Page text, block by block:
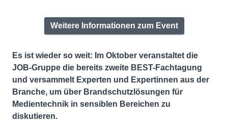
Weitere Informationen zum Event
Es ist wieder so weit: Im Oktober veranstaltet die
JOB-Gruppe die bereits zweite BEST-Fachtagung
und versammelt Experten und Expertinnen aus der
Branche, um über Brandschutzlösungen für
Medientechnik in sensiblen Bereichen zu
diskutieren.